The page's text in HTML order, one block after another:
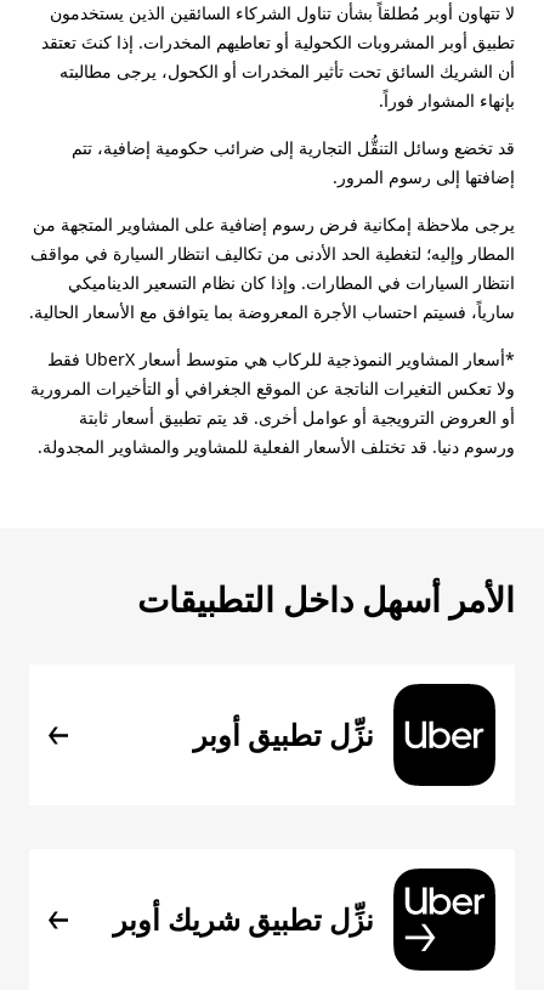
لا تتهاون أوبر مُطلقاً بشأن تناول الشركاء السائقين الذين يستخدمون
تطبيق أوبر المشروبات الكحولية أو تعاطيهم المخدرات. إذا كنتَ تعتقد
أن الشريك السائق تحت تأثير المخدرات أو الكحول، يرجى مطالبته
بإنهاء المشوار فوراً.
قد تخضع وسائل التنقُّل التجارية إلى ضرائب حكومية إضافية، تتم
إضافتها إلى رسوم المرور.
يرجى ملاحظة إمكانية فرض رسوم إضافية على المشاوير المتجهة من
المطار وإليه؛ لتغطية الحد الأدنى من تكاليف انتظار السيارة في مواقف
انتظار السيارات في المطارات. وإذا كان نظام التسعير الديناميكي
سارياً، فسيتم احتساب الأجرة المعروضة بما يتوافق مع الأسعار الحالية.
*أسعار المشاوير النموذجية للركاب هي متوسط أسعار UberX فقط
ولا تعكس التغيرات الناتجة عن الموقع الجغرافي أو التأخيرات المرورية
أو العروض الترويجية أو عوامل أخرى. قد يتم تطبيق أسعار ثابتة
ورسوم دنيا. قد تختلف الأسعار الفعلية للمشاوير والمشاوير المجدولة.
الأمر أسهل داخل التطبيقات
نزِّل تطبيق أوبر
نزِّل تطبيق شريك أوبر